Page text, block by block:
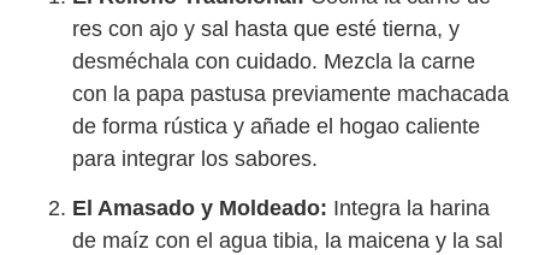
res con ajo y sal hasta que esté tierna, y
desméchala con cuidado. Mezcla la carne
con la papa pastusa previamente machacada
de forma rústica y añade el hogao caliente
para integrar los sabores.
El Amasado y Moldeado: Integra la harina
de maíz con el agua tibia, la maicena y la sal